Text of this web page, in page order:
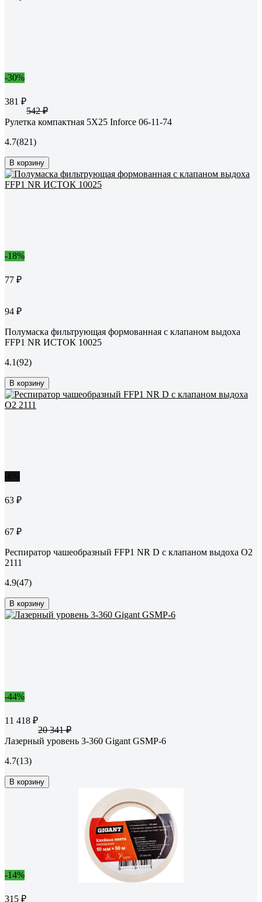
-30%
381 ₽
542 ₽
Рулетка компактная 5Х25 Inforce 06-11-74
4.7(821)
В корзину
-18%
77 ₽
94 ₽
Полумаска фильтрующая формованная с клапаном выдоха
FFP1 NR ИСТОК 10025
4.1(92)
В корзину
63 ₽
67 ₽
Респиратор чашеобразный FFP1 NR D с клапаном выдоха О2
2111
4.9(47)
В корзину
-44%
11 418 ₽
20 341 ₽
Лазерный уровень 3-360 Gigant GSMP-6
4.7(13)
В корзину
-14%
315 ₽